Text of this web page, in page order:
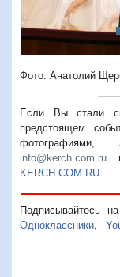
Фото: Анатолий
Если Вы стали
предстоящем
фотографиями,
info@kerch.com.ru
KERCH.COM.RU.
Подписывайтесь
Одноклассники,